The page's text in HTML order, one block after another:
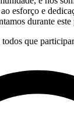
esforço e
durante este
que